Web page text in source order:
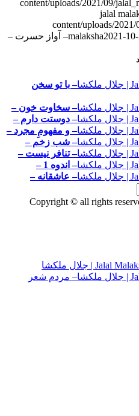
content/uploads/2021/09/
jalal
content/uploads/
malaksha2021- – آواز حسرت –
– با تو سخن
– سخاوت خون –
– دوستت دارم –
– و مفهومِ مجرد –
– شب زخم –
– تنافر نیست –
– اندوه 1 –
– عاشقانه –
Copyright © all rights
– مردم شعر